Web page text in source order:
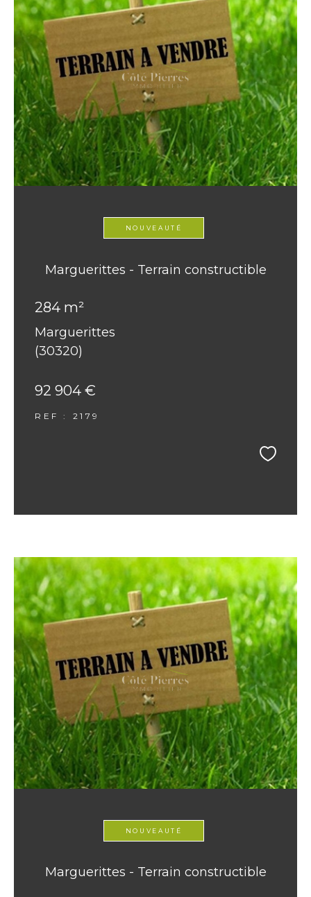
NOUVEAUTÉ
Marguerittes - Terrain constructible
284 m²
Marguerittes
(30320)
92 904 €
REF : 2179
NOUVEAUTÉ
Marguerittes - Terrain constructible